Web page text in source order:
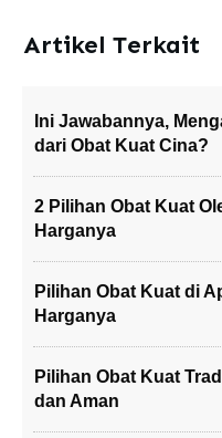
Artikel Terkait
Ini Jawabannya,
dari Obat Kuat Cina?
2 Pilihan Obat Kuat
Harganya
Pilihan Obat Kuat di
Harganya
Pilihan Obat Kuat
dan Aman